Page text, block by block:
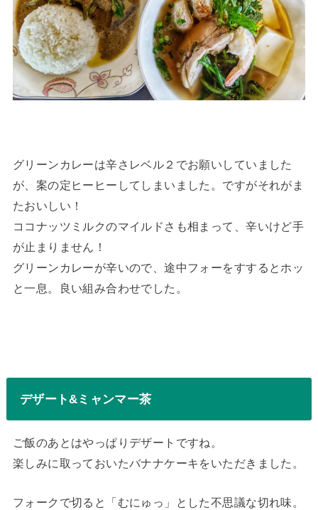
グリーンカレーは辛さレベル２でお願いしていました
が、案の定ヒーヒーしてしまいました。ですがそれがま
たおいしい！
ココナッツミルクのマイルドさも相まって、辛いけど手
が止まりません！
グリーンカレーが辛いので、途中フォーをすするとホッ
と一息。良い組み合わせでした。
デザート&ミャンマー茶
ご飯のあとはやっぱりデザートですね。
楽しみに取っておいたバナナケーキをいただきました。
フォークで切ると「むにゅっ」とした不思議な切れ味。